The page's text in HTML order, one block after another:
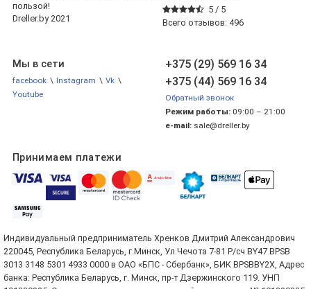
пользой!
5 / 5
Всего отзывов: 496
Dreller.by 2021
+375 (29) 569 16 34
+375 (44) 569 16 34
Обратный звонок
Режим работы: 09:00 – 21:00
e-mail: sale@dreller.by
Мы в сети
facebook \ Instagram \ Vk \
Youtube
Принимаем платежи
Индивидуальный предприниматель Хренков Дмитрий Александрович
220045, Республика Беларусь, г.Минск, Ул.Чечота 7-81 Р/сч BY47 BPSB
3013 3148 5301 4933 0000 в ОАО «БПС - Сбербанк», БИК BPSBBY2X, Адрес
банка: Республика Беларусь, г. Минск, пр-т Дзержинского 119. УНП